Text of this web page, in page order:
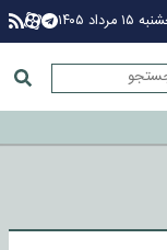
مرداد ۱۴۰۵